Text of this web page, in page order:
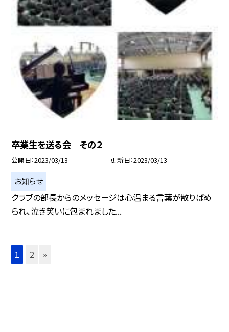
卒業生を送る会 その２
公開日 2023/03/13 更新日 2023/03/13
お知らせ
クラブの部長からのメッセージは心温まる言葉が散りばめ
られ、泣き笑いに包まれました...
1 2 »